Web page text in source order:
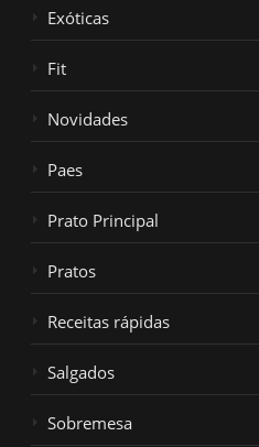
Exóticas
Fit
Novidades
Paes
Prato Principal
Pratos
Receitas rápidas
Salgados
Sobremesa